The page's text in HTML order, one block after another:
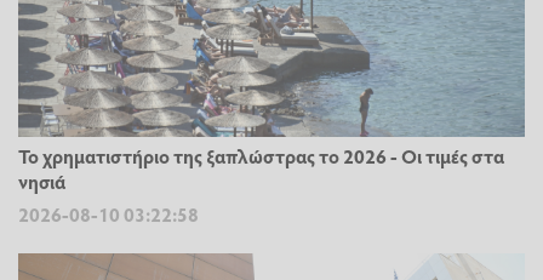
Το χρηματιστήριο της ξαπλώστρας το 2026 - Οι τιμές στα
νησιά
2026-08-10 03:22:58